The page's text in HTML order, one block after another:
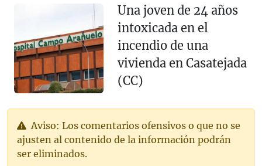
Una joven de 24 años
intoxicada en el
incendio de una
vivienda en Casatejada
(CC)
Aviso: Los comentarios ofensivos o que no se
ajusten al contenido de la información podrán
ser eliminados.